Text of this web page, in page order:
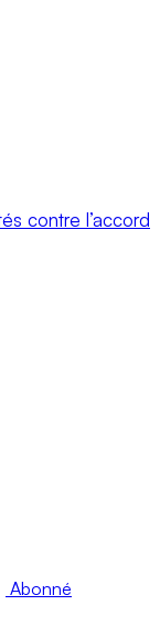
contre l’accord
Abonné